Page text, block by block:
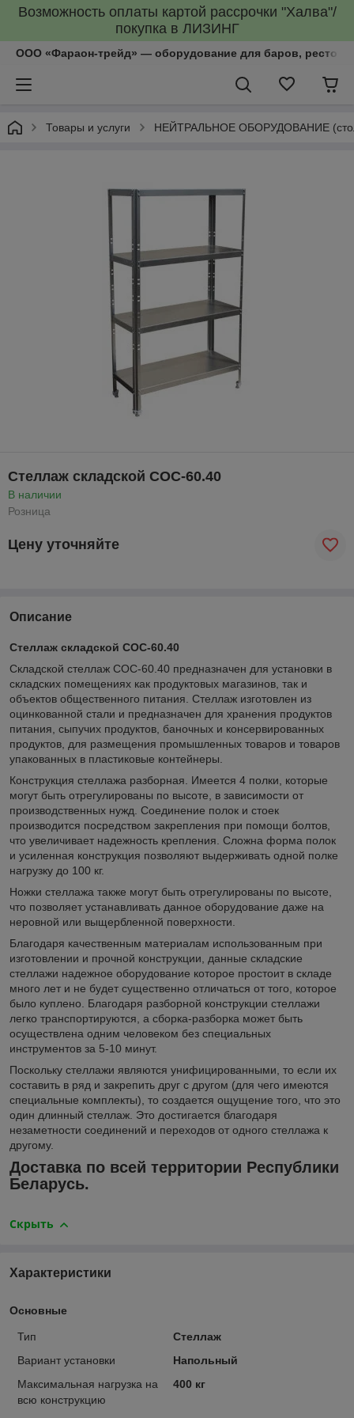
Возможность оплаты картой рассрочки "Халва"/
покупка в ЛИЗИНГ
ООО «Фараон-трейд»‎ — оборудование для баров,
Товары и услуги НЕЙТРАЛЬНОЕ ОБОРУДОВАНИЕ
Стеллаж складской СОС-60.40
В наличии
Розница
Цену уточняйте
Описание
Стеллаж складской СОС-60.40
Складской стеллаж СОС-60.40 предназначен для установки в
складских помещениях как продуктовых магазинов, так и
объектов общественного питания. Стеллаж изготовлен из
оцинкованной стали и предназначен для хранения продуктов
питания, сыпучих продуктов, баночных и консервированных
продуктов, для размещения промышленных товаров и товаров
упакованных в пластиковые контейнеры.
Конструкция стеллажа разборная. Имеется 4 полки, которые
могут быть отрегулированы по высоте, в зависимости от
производственных нужд. Соединение полок и стоек
производится посредством закрепления при помощи болтов,
что увеличивает надежность крепления. Сложна форма полок
и усиленная конструкция позволяют выдерживать одной полке
нагрузку до 100 кг.
Ножки стеллажа также могут быть отрегулированы по высоте,
что позволяет устанавливать данное оборудование даже на
неровной или выщербленной поверхности.
Благодаря качественным материалам использованным при
изготовлении и прочной конструкции, данные складские
стеллажи надежное оборудование которое простоит в складе
много лет и не будет существенно отличаться от того, которое
было куплено. Благодаря разборной конструкции стеллажи
легко транспортируются, а сборка-разборка может быть
осуществлена одним человеком без специальных
инструментов за 5-10 минут.
Поскольку стеллажи являются унифицированными, то если их
составить в ряд и закрепить друг с другом (для чего имеются
специальные комплекты), то создается ощущение того, что это
один длинный стеллаж. Это достигается благодаря
незаметности соединений и переходов от одного стеллажа к
другому.
Доставка по всей территории Республики
Беларусь.
Скрыть
Характеристики
Основные
Тип
Стеллаж
Вариант установки
Напольный
Максимальная нагрузка на
всю конструкцию
400 кг